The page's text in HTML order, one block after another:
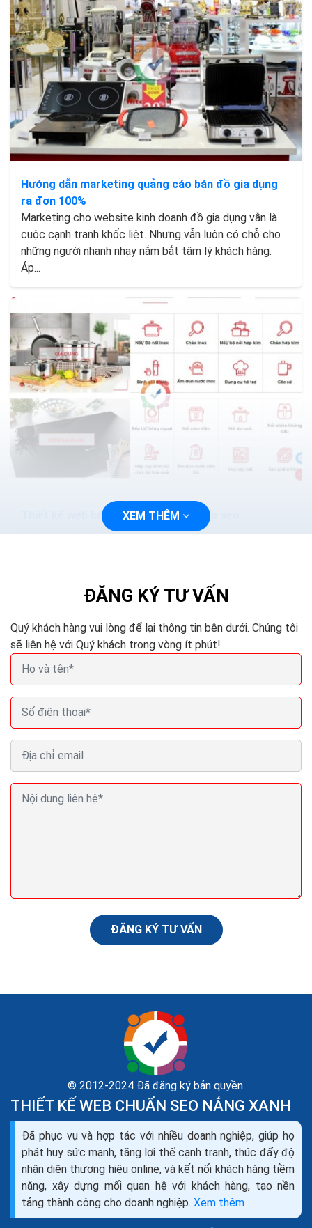
Hướng dẫn marketing quảng cáo bán đồ gia dụng
ra đơn 100%
Marketing cho website kinh doanh đồ gia dụng vẫn là
cuộc cạnh tranh khốc liệt. Nhưng vẫn luôn có chỗ cho
những người nhanh nhạy nắm bắt tâm lý khách hàng.
Áp...
Thiết kế web bán đồ gia dụng nhà bếp seo
marketing ra đơn hàng ngày
khá rộng lớn với nhiều mặt hàng để...
BÀI VIẾT LIÊN QUAN
Trong quá trình đọc những cuốn sách truyền cảm hứng
về khởi nghiệp & Kinh doanh, tôi đã rất ấn tượng với một
100 ý tưởng kinh doanh mới lạ ý tưởng khởi nghiệp ý
tưởng làm giàu
XEM THÊM
ĐĂNG KÝ TƯ VẤN
Quý khách hàng vui lòng để lại thông tin bên dưới. Chúng tôi
sẽ liên hệ với Quý khách trong vòng ít phút!
ĐĂNG KÝ TƯ VẤN
© 2012-2024 Đã đăng ký bản quyền.
THIẾT KẾ WEB CHUẨN SEO NẮNG XANH
Đã phục vụ và hợp tác với nhiều doanh nghiệp, giúp họ
phát huy sức mạnh, tăng lợi thế cạnh tranh, thúc đẩy độ
nhận diện thương hiệu online, và kết nối khách hàng tiềm
năng, xây dựng mối quan hệ với khách hàng, tạo nền
tảng thành công cho doanh nghiệp. Xem thêm